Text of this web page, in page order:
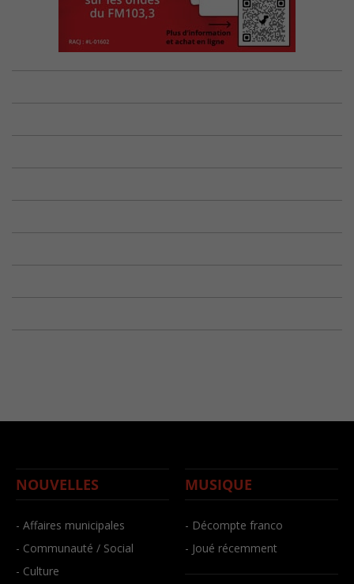
NOUVELLES
- Affaires municipales
- Communauté / Social
- Culture
MUSIQUE
- Décompte franco
- Joué récemment